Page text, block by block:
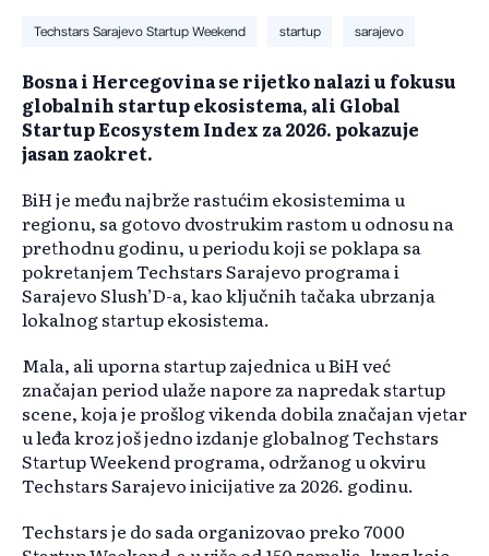
Techstars Sarajevo Startup Weekend startup sarajevo
Bosna i Hercegovina se rijetko nalazi u fokusu
globalnih startup ekosistema, ali Global
Startup Ecosystem Index za 2026. pokazuje
jasan zaokret.
BiH je među najbrže rastućim ekosistemima u
regionu, sa gotovo dvostrukim rastom u odnosu na
prethodnu godinu, u periodu koji se poklapa sa
pokretanjem Techstars Sarajevo programa i
Sarajevo Slush’D-a, kao ključnih tačaka ubrzanja
lokalnog startup ekosistema.
Mala, ali uporna startup zajednica u BiH već
značajan period ulaže napore za napredak startup
scene, koja je prošlog vikenda dobila značajan vjetar
u leđa kroz još jedno izdanje globalnog Techstars
Startup Weekend programa, održanog u okviru
Techstars Sarajevo inicijative za 2026. godinu.
Techstars je do sada organizovao preko 7000